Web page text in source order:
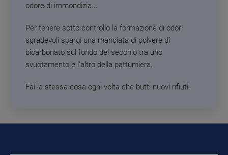
odore di immondizia...
Per tenere sotto controllo la formazione di odori
sgradevoli spargi una manciata di polvere di
bicarbonato sul fondo del secchio tra uno
svuotamento e l’altro della pattumiera.
Fai la stessa cosa ogni volta che butti nuovi rifiuti.